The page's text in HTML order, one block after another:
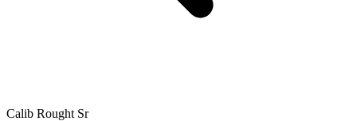
Calib Rought Sr